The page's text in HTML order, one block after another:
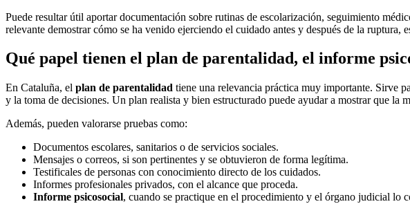
Puede resultar útil aportar documentación sobre rutinas de escolarización, seguimiento
relevante demostrar cómo se ha venido ejerciendo el cuidado antes y después de la
Qué papel tienen el plan de parentalidad, el informe
En Cataluña, el plan de parentalidad tiene una relevancia práctica muy importante. Sirve
y la toma de decisiones. Un plan realista y bien estructurado puede ayudar a mostrar que la
Además, pueden valorarse pruebas como:
Documentos escolares, sanitarios o de servicios sociales.
Mensajes o correos, si son pertinentes y se obtuvieron de forma legítima.
Testificales de personas con conocimiento directo de los cuidados.
Informes profesionales privados, con el alcance que proceda.
Informe psicosocial, cuando se practique en el procedimiento y el órgano judicial lo